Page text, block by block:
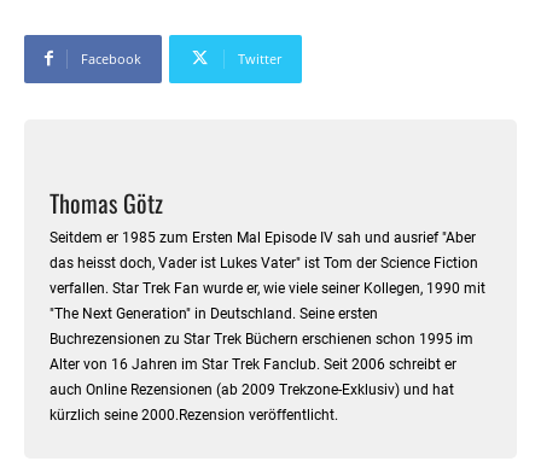
Facebook Twitter
Thomas Götz
Seitdem er 1985 zum Ersten Mal Episode IV sah und ausrief "Aber
das heisst doch, Vader ist Lukes Vater" ist Tom der Science Fiction
verfallen. Star Trek Fan wurde er, wie viele seiner Kollegen, 1990 mit
"The Next Generation" in Deutschland. Seine ersten
Buchrezensionen zu Star Trek Büchern erschienen schon 1995 im
Alter von 16 Jahren im Star Trek Fanclub. Seit 2006 schreibt er
auch Online Rezensionen (ab 2009 Trekzone-Exklusiv) und hat
kürzlich seine 2000.Rezension veröffentlicht.